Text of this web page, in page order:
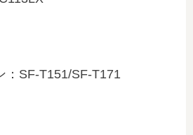
：SF-T151/SF-T171